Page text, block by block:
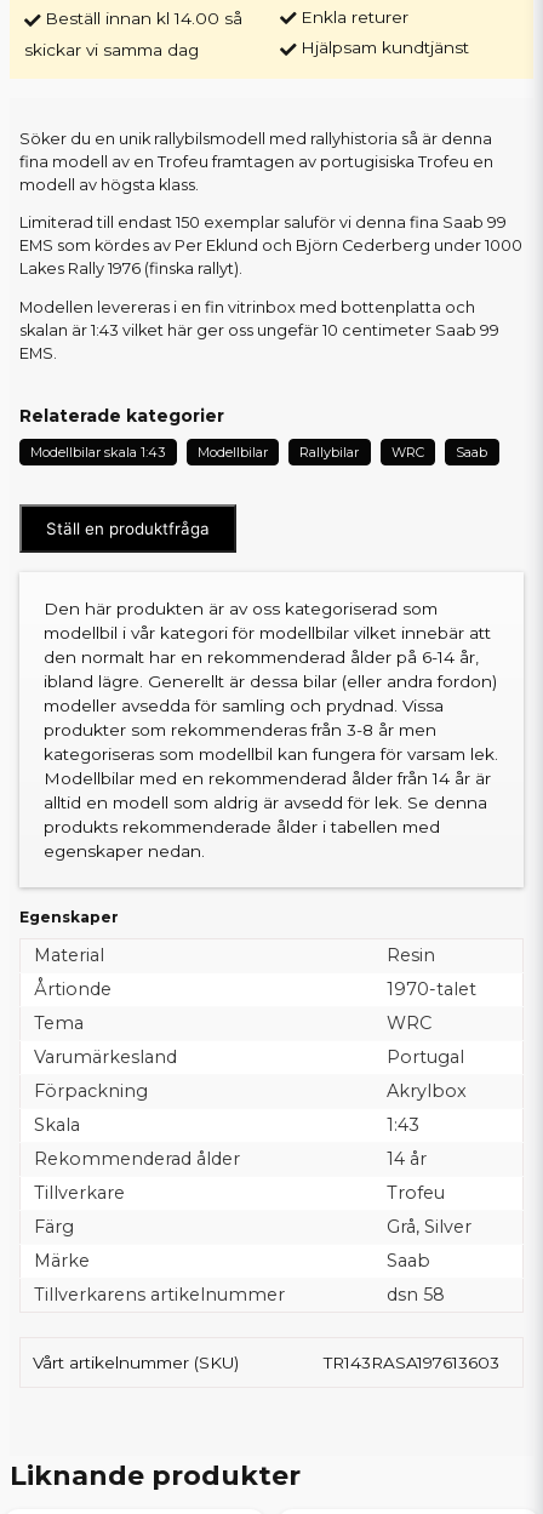
Beställ innan kl 14.00 så
skickar vi samma dag
Enkla returer
Hjälpsam kundtjänst
Söker du en unik rallybilsmodell med rallyhistoria så är denna
fina modell av en Trofeu framtagen av portugisiska Trofeu en
modell av högsta klass.
Limiterad till endast 150 exemplar saluför vi denna fina Saab 99
EMS som kördes av Per Eklund och Björn Cederberg under 1000
Lakes Rally 1976 (finska rallyt).
Modellen levereras i en fin vitrinbox med bottenplatta och
skalan är 1:43 vilket här ger oss ungefär 10 centimeter Saab 99
EMS.
Relaterade kategorier
Modellbilar skala 1:43 Modellbilar Rallybilar WRC Saab
Ställ en produktfråga
Den här produkten är av oss kategoriserad som
modellbil i vår kategori för modellbilar vilket innebär att
den normalt har en rekommenderad ålder på 6-14 år,
ibland lägre. Generellt är dessa bilar (eller andra fordon)
modeller avsedda för samling och prydnad. Vissa
produkter som rekommenderas från 3-8 år men
kategoriseras som modellbil kan fungera för varsam lek.
Modellbilar med en rekommenderad ålder från 14 år är
alltid en modell som aldrig är avsedd för lek. Se denna
produkts rekommenderade ålder i tabellen med
egenskaper nedan.
Egenskaper
Material
Resin
Årtionde
1970-talet
Tema
WRC
Varumärkesland
Portugal
Förpackning
Akrylbox
Skala
1:43
Rekommenderad ålder
14 år
Tillverkare
Trofeu
Färg
Grå, Silver
Märke
Saab
Tillverkarens artikelnummer
dsn 58
Vårt artikelnummer (SKU) TR143RASA197613603
Liknande produkter